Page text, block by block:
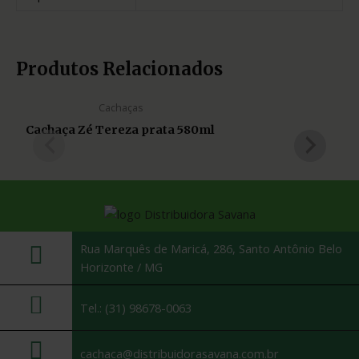
Produtos Relacionados
Cachaças
Cachaça Zé Tereza prata 580ml
Rua Marquês de Maricá, 286, Santo Antônio Belo
Horizonte / MG
Tel.: (31) 98678-0063
cachaca@distribuidorasavana.com.br